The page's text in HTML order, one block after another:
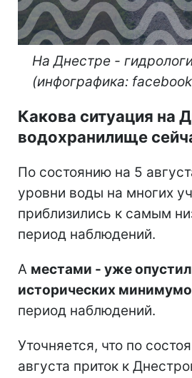
На Днестре -
(инфографика:
Какова ситуация на
водохранилище
По состоянию на 5
уровни воды на многих
приблизились к самым
период наблюдений.
А местами - уже
исторических
период наблюдений.
Уточняется, что по
августа приток к